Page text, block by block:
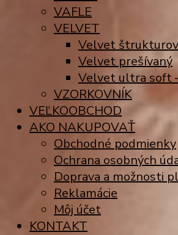
VAFLE
VELVET
Velvet
Velvet prešívaný
Velvet ultra soft
VZORKOVNÍK
VEĽKOOBCHOD
AKO NAKUPOVAŤ
Obchodné podmienky
Ochrana osobných
Doprava a možnosti
Reklamácie
Môj účet
KONTAKT